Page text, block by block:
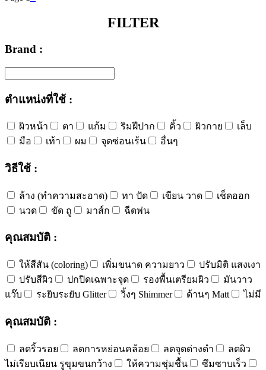
FILTER
Brand :
ตำแหน่งที่ใช้ :
ผิวหน้า ตา แก้ม ริมฝีปาก คิ้ว ผิวกาย
เล็บ
มือ
เท้า ผม จุดซ่อนเร้น อื่นๆ
วิธีใช้ :
ล้าง (ทำความสะอาด) ทา ปัด เขียน วาด
เช็ดออก
นวด
ขัด ถู มาส์ก ฉีดพ่น
คุณสมบัติ :
ให้สีสัน (coloring) เพิ่มขนาด ความยาว
ปรับมิติ แสงเงา
ปรับสีผิว
ปกปิดเฉพาะจุด รองพื้นเตรียมผิว
มันวาว
แว๊บ
ระยิบระยับ Glitter วิ้งๆ Shimmer ด้านๆ Matt ไม่มี
คุณสมบัติ :
ลดริ้วรอย ลดการหย่อนคล้อย ลดจุดด่างดำ
ลดผิว
ไม่เรียบเนียน รูขุมขนกว้าง
ให้ความชุ่มชื้น
ซึมซาบเร็ว